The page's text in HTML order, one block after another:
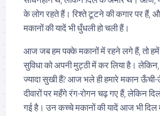
के लोग रहते हैं। रिश्ते टूटने की कगार पर हैं,
मकानों की यादें भी धुँधली हो चली हैं।
आज जब हम पक्के मकानों में रहने लगे हैं, तो हमें
सुविधा को अपनी मुट्ठी में कर लिया है।
ज्यादा सुखी हैं? आज भले ही हमारे मकान ऊँची-
दीवारों पर महँगे रंग-रोगन चढ़ गए हैं, लेकिन
गई है। उन कच्चे मकानों की यादें आज भी दिल